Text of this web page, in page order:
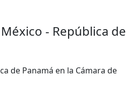
- República de
de Panamá en la Cámara de